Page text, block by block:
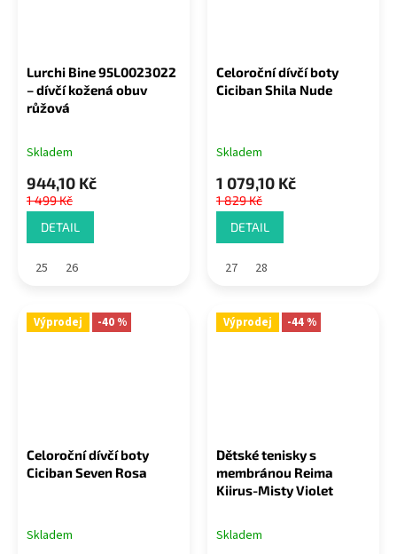
Lurchi Bine 95L0023022
– dívčí kožená obuv
růžová
Skladem
944,10 Kč
1 499 Kč
DETAIL
25 26
Celoroční dívčí boty
Ciciban Shila Nude
Skladem
1 079,10 Kč
1 829 Kč
DETAIL
27 28
Výprodej -40 %
Celoroční dívčí boty
Ciciban Seven Rosa
Skladem
Výprodej -44 %
Dětské tenisky s
membránou Reima
Kiirus-Misty Violet
Skladem